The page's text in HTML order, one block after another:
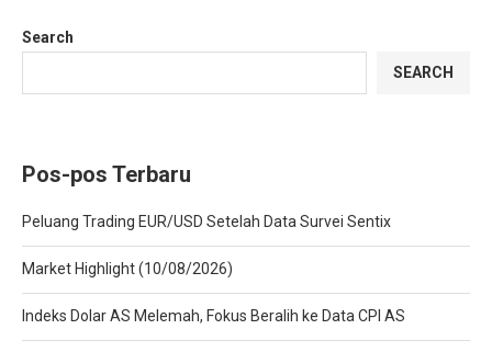
Search
SEARCH
Pos-pos Terbaru
Peluang Trading EUR/USD Setelah Data Survei Sentix
Market Highlight (10/08/2026)
Indeks Dolar AS Melemah, Fokus Beralih ke Data CPI AS